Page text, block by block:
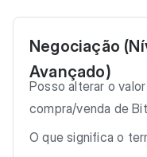
Negociação
Avançado)
Posso alterar o
compra/venda de
O que significa o